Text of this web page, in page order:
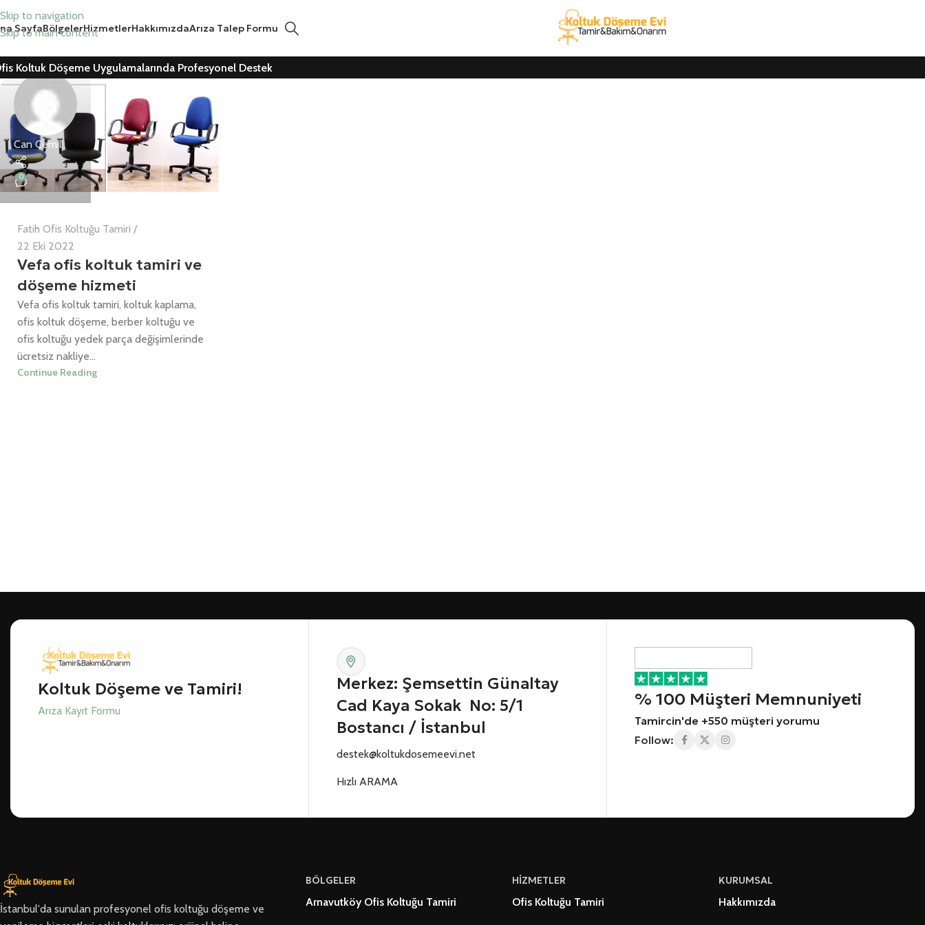
Skip to navigation
Skip to main content
SayfaBölgelerHizmetlerHakkımızdaArıza Talep Formu
Koltuk Döşeme Uygulamalarında Profesyonel Destek
Can Cemil
0
Fatih Ofis Koltuğu Tamiri
22 Eki 2022
Vefa ofis koltuk tamiri ve
döşeme hizmeti
Vefa ofis koltuk tamiri, koltuk kaplama,
ofis koltuk döşeme, berber koltuğu ve
ofis koltuğu yedek parça değişimlerinde
ücretsiz nakliye...
Continue Reading
Koltuk Döşeme ve Tamiri!
Arıza Kayıt Formu
Merkez: Şemsettin Günaltay
Cad Kaya Sokak No: 5/1
Bostancı / İstanbul
destek@koltukdosemeevi.net
Hızlı ARAMA
% 100 Müşteri Memnuniyeti
Tamircin'de +550 müşteri yorumu
Follow:
İstanbul'da sunulan profesyonel ofis koltuğu döşeme ve
BÖLGELER
Arnavutköy Ofis Koltuğu Tamiri
HİZMETLER
Ofis Koltuğu Tamiri
KURUMSAL
Hakkımızda